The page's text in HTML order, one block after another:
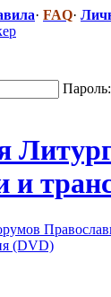
· FAQ·
Пароль:
и
(DVD)